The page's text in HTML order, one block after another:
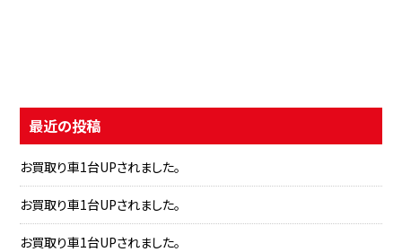
最近の投稿
お買取り車1台UPされました。
お買取り車1台UPされました。
お買取り車1台UPされました。